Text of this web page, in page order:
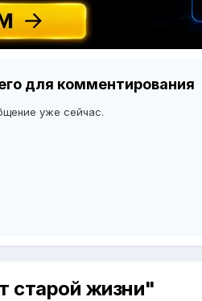
для комментирования
уже сейчас.
старой жизни"